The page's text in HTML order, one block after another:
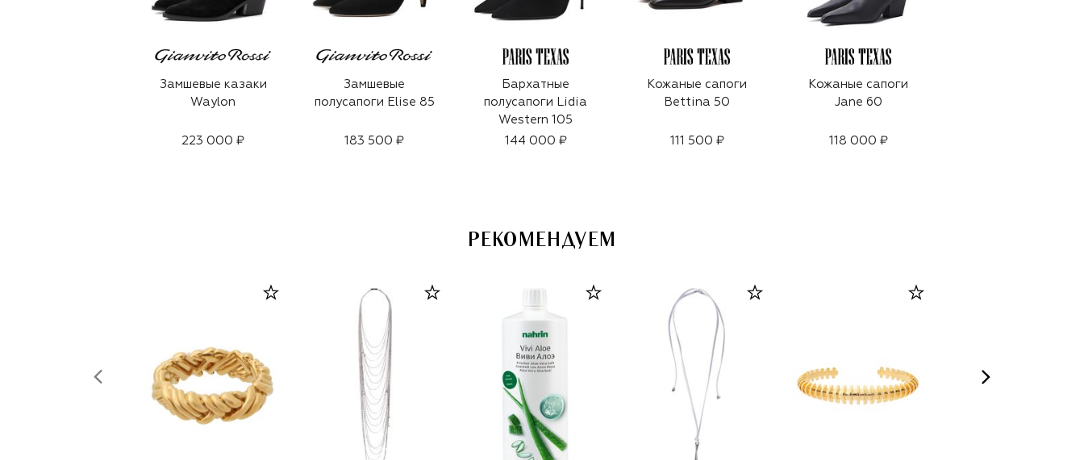
Замшевые казаки
Waylon
223 000 ₽
Замшевые
полусапоги Elise 85
183 500 ₽
Бархатные
полусапоги Lidia
Western 105
144 000 ₽
Кожаные сапоги
Bettina 50
111 500 ₽
Кожаные сапоги
Jane 60
118 000 ₽
РЕКОМЕНДУЕМ